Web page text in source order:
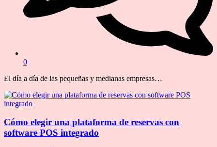
0
El día a día de las pequeñas y medianas empresas…
Cómo elegir una plataforma de reservas con
software POS integrado